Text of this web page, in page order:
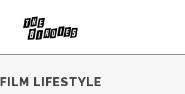
FILM LIFESTYLE